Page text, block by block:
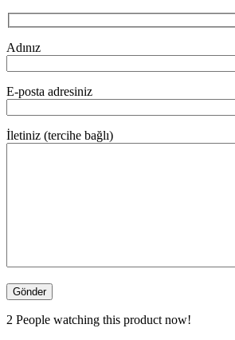
Adınız
E-posta adresiniz
İletiniz (tercihe bağlı)
2 People watching this product now!